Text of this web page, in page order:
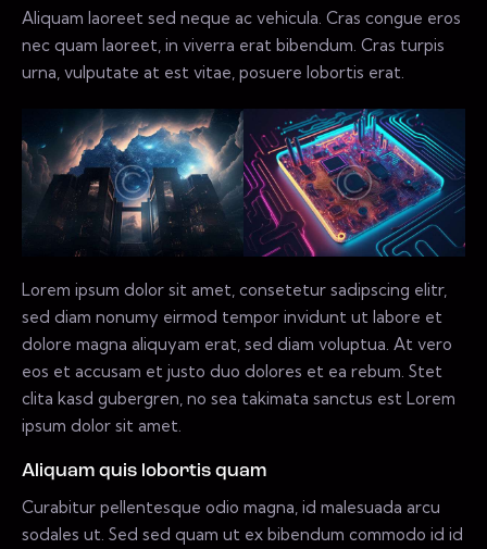
Aliquam laoreet sed neque ac vehicula. Cras congue eros
nec quam laoreet, in viverra erat bibendum. Cras turpis
urna, vulputate at est vitae, posuere lobortis erat.
Lorem ipsum dolor sit amet, consetetur sadipscing elitr,
sed diam nonumy eirmod tempor invidunt ut labore et
dolore magna aliquyam erat, sed diam voluptua. At vero
eos et accusam et justo duo dolores et ea rebum. Stet
clita kasd gubergren, no sea takimata sanctus est Lorem
ipsum dolor sit amet.
Aliquam quis lobortis quam
Curabitur pellentesque odio magna, id malesuada arcu
sodales ut. Sed sed quam ut ex bibendum commodo id id